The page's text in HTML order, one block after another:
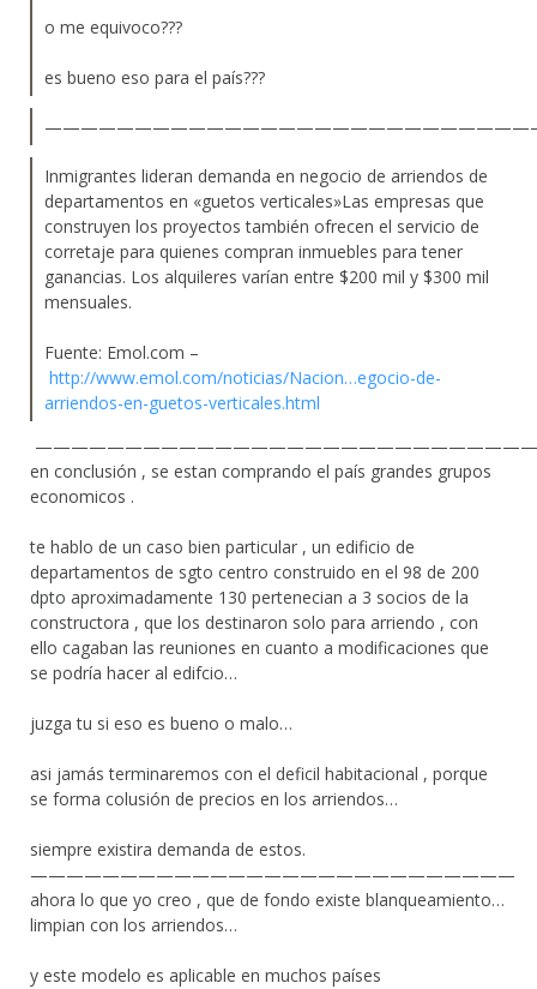
o me equivoco???
es bueno eso para el país???
Inmigrantes lideran demanda en negocio de arriendos de
departamentos en «guetos verticales»Las empresas que
construyen los proyectos también ofrecen el servicio de
corretaje para quienes compran inmuebles para tener
ganancias. Los alquileres varían entre $200 mil y $300 mil
mensuales.
Fuente: Emol.com –
http://www.emol.com/noticias/Nacion…egocio-de-
arriendos-en-guetos-verticales.html
en conclusión , se estan comprando el país grandes grupos
economicos .
te hablo de un caso bien particular , un edificio de
departamentos de sgto centro construido en el 98 de 200
dpto aproximadamente 130 pertenecian a 3 socios de la
constructora , que los destinaron solo para arriendo , con
ello cagaban las reuniones en cuanto a modificaciones que
se podría hacer al edifcio…
juzga tu si eso es bueno o malo…
asi jamás terminaremos con el deficil habitacional , porque
se forma colusión de precios en los arriendos…
siempre existira demanda de estos.
———————————————————————————
ahora lo que yo creo , que de fondo existe blanqueamiento…
limpian con los arriendos…
y este modelo es aplicable en muchos países